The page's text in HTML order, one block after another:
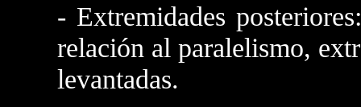
- Extremidades
relación al paralelismo,
levantadas.